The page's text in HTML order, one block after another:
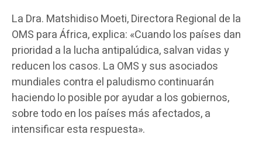
La Dra. Matshidiso Moeti, Directora Regional de la
OMS para África, explica: «Cuando los países dan
prioridad a la lucha antipalúdica, salvan vidas y
reducen los casos. La OMS y sus asociados
mundiales contra el paludismo continuarán
haciendo lo posible por ayudar a los gobiernos,
sobre todo en los países más afectados, a
intensificar esta respuesta».